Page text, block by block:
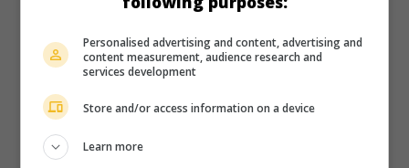
Personalised advertising and content, advertising and
content measurement, audience research and
services development
Store and/or access information on a device
Learn more